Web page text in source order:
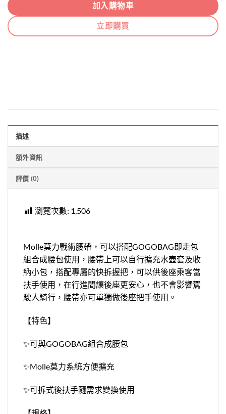
加入購物車
立即購買
描述
額外資訊
評價 (0)
瀏覽次數: 1,506
Molle莫力戰術腰帶，可以搭配GOGOBAG即走包
組合成腰包使用，腰帶上可以自行擴充水壺套及收
納小包，搭配專屬的快拆握把，可以供後座乘客當
扶手使用，在行進間讓後座更安心，也不會影響駕
駛人騎行，腰帶亦可單獨做後座把手使用。
【特色】
✨可與GOGOBAG組合成腰包
✨Molle莫力系統方便擴充
✨可拆式後扶手隨需求變換使用